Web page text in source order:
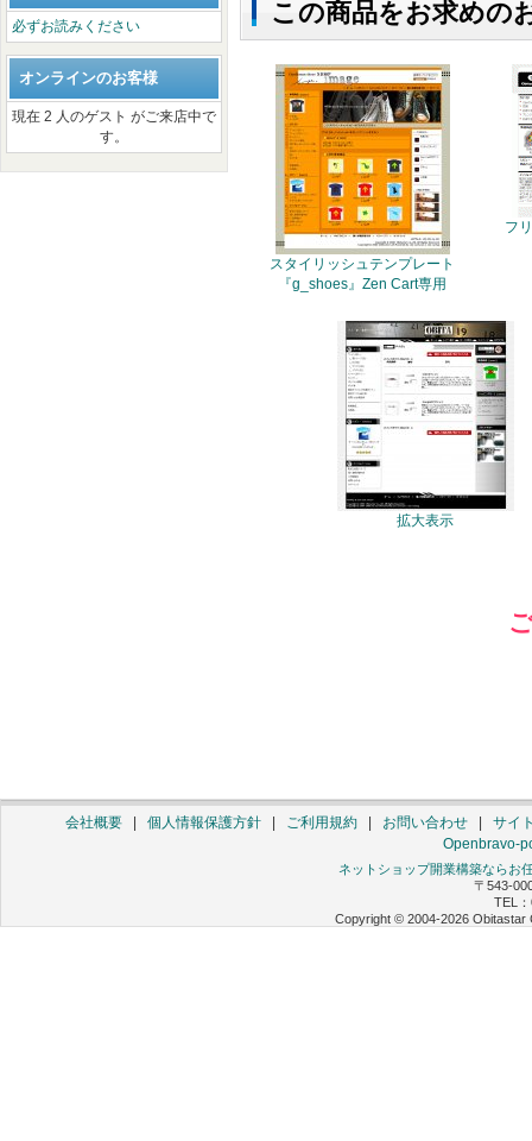
必ずお読みください
オンラインのお客様
現在 2 人のゲスト がご来店中で
す。
拡大表示
この商品をお求めの
スタイリッシュテンプレート
『g_shoes』Zen Cart専用
フ
会社概要 | 個人情報保護方針 | ご利用規約 | お問い合わせ |
サイ
Openbravo-
ネットショップ開業構築ならお
〒543-
TEL
Copyright © 2004-2026